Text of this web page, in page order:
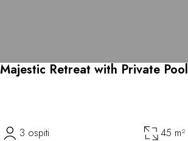
Majestic Retreat with Private Pool
3 ospiti 45 m²